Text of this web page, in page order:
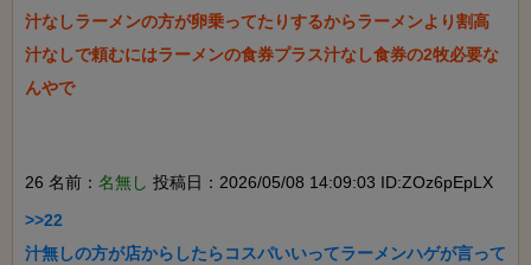
汁なしラーメンの方が卵乗ってたりするからラーメンより割高
汁なしで頼むにはラーメンの食券プラス汁なし食券の2牧必要な
んやで
26 名前： 名無し 投稿日：2026/05/08 14:09:03 ID:ZOz6pEpLX
>>22
汁無しの方が店からしたらコスパいいってラーメンハゲが言って